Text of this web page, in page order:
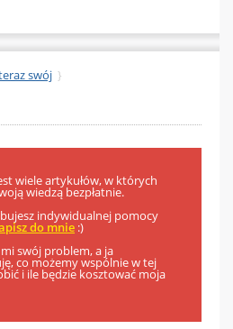
swój }
wiele artykułów, w których
wiedzą bezpłatnie.
indywidualnej pomocy
do mnie :)
swój problem, a ja
co możemy wspólnie w tej
i ile będzie kosztować moja